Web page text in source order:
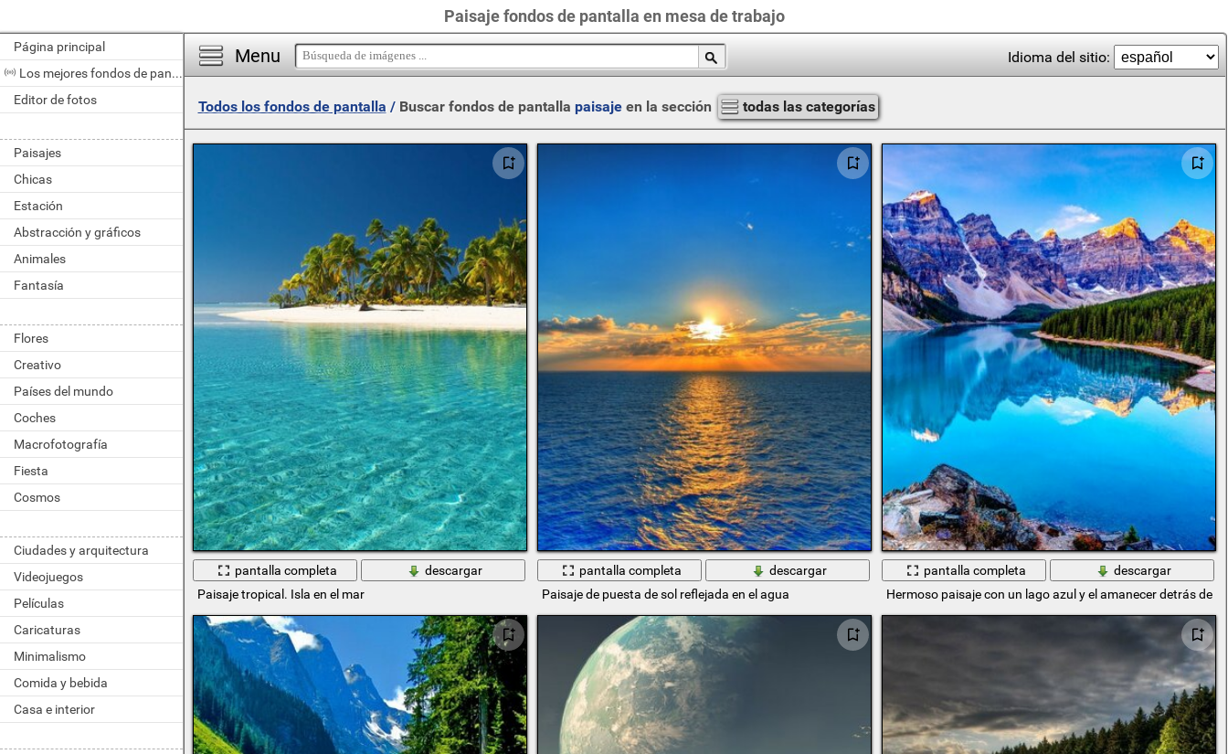
Paisaje fondos de pantalla en mesa de trabajo
Página principal
Los mejores fondos de pantalla del día
Editor de fotos
Paisajes
Chicas
Estación
Abstracción y gráficos
Animales
Fantasía
Flores
Creativo
Países del mundo
Coches
Macrofotografía
Fiesta
Cosmos
Ciudades y arquitectura
Videojuegos
Películas
Caricaturas
Minimalismo
Comida y bebida
Casa e interior
Menu Idioma del sitio:
Todos los fondos de pantalla / Buscar fondos de pantalla paisajeen la sección todas las categorías
pantalla completa
descargar
Paisaje tropical. Isla en el mar
pantalla completa
descargar
Paisaje de puesta de sol reflejada en el agua
pantalla completa
descargar
Hermoso paisaje con un lago azul y el amanecer detrás de